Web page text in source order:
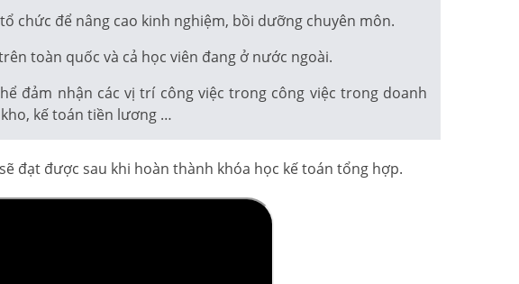
chức để nâng cao kinh nghiệm, bồi dưỡng chuyên môn.
toàn quốc và cả học viên đang ở nước ngoài.
đảm nhận các vị trí công việc trong công việc trong doanh
kế toán tiền lương …
đạt được sau khi hoàn thành khóa học kế toán tổng hợp.